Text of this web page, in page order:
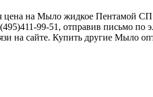
цена на Мыло жидкое Пентамой
99-51, отправив письмо по
на сайте. Купить другие Мыло